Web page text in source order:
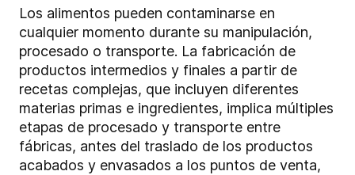
Los alimentos pueden contaminarse en
cualquier momento durante su manipulación,
procesado o transporte. La fabricación de
productos intermedios y finales a partir de
recetas complejas, que incluyen diferentes
materias primas e ingredientes, implica múltiples
etapas de procesado y transporte entre
fábricas, antes del traslado de los productos
acabados y envasados a los puntos de venta,